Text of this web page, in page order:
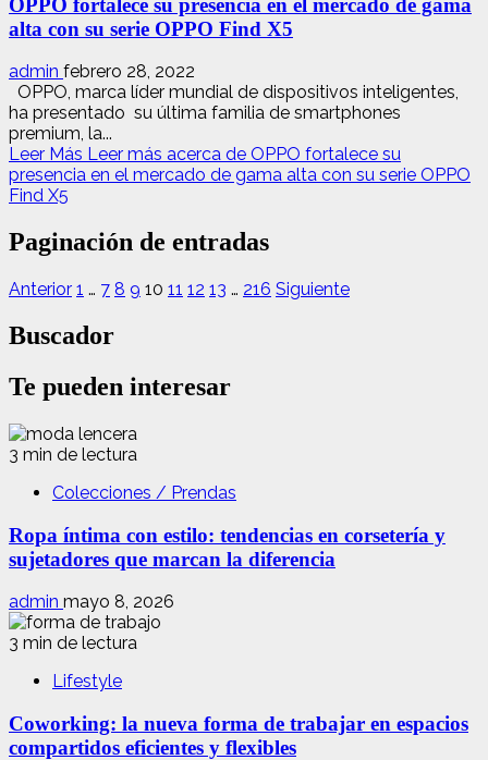
alta con su serie OPPO Find X5
admin febrero 28, 2022
OPPO, marca líder mundial de dispositivos inteligentes,
ha presentado su última familia de smartphones
premium, la...
Leer Más Leer más acerca de OPPO fortalece su
presencia en el mercado de gama alta con su serie OPPO
Find X5
Paginación de entradas
Anterior 1 … 7 8 9 10 11 12 13 … 216 Siguiente
Buscador
Te pueden interesar
3 min de lectura
Colecciones / Prendas
Ropa íntima con estilo: tendencias en corsetería y
sujetadores que marcan la diferencia
admin mayo 8, 2026
3 min de lectura
Lifestyle
Coworking: la nueva forma de trabajar en espacios
compartidos eficientes y flexibles